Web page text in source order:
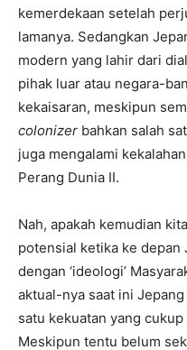
kemerdekaan setelah
lamanya. Sedangkan
modern yang lahir dari
pihak luar atau negara-
kekaisaran, meskipun
colonizer bahkan salah
juga mengalami
Perang Dunia II.
Nah, apakah kemudian
potensial ketika ke
dengan ‘ideologi’
aktual-nya saat ini
satu kekuatan yang
Meskipun tentu belum